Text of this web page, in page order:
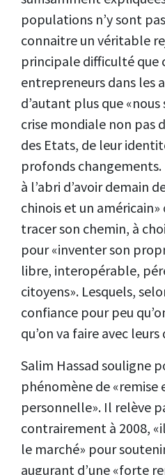
populations n’y sont
connaitre un véritable
principale difficulté que
entrepreneurs dans les
d’autant plus que
crise mondiale non pas
des Etats, de leur
profonds changements.
à l’abri d’avoir demain
chinois et un
tracer son chemin, à
pour «inventer son
libre, interopérable,
citoyens». Lesquels,
confiance pour peu
qu’on va faire avec leurs
Salim Hassad souligne
phénomène de «remise
personnelle». Il relève
contrairement à 2008,
le marché» pour
augurant d’une «forte